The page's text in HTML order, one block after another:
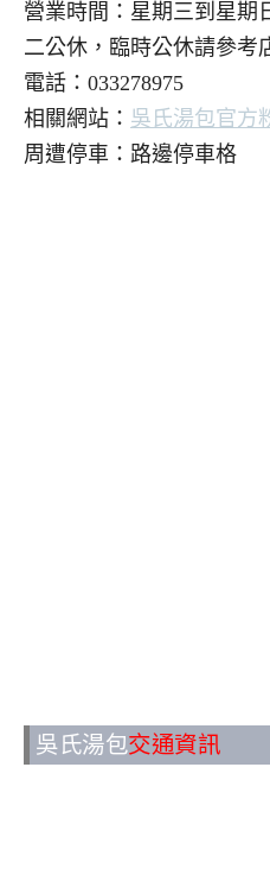
營業時間：星期三到星期
二公休，臨時公休請參考
電話：033278975
相關網站： 吳氏湯包官方
周遭停車：路邊停車格
吳氏湯包交通資訊